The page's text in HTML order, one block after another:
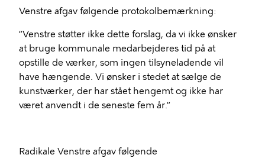
Venstre afgav følgende protokolbemærkning:
”Venstre støtter ikke dette forslag, da vi ikke ønsker
at bruge kommunale medarbejderes tid på at
opstille de værker, som ingen tilsyneladende vil
have hængende. Vi ønsker i stedet at sælge de
kunstværker, der har stået hengemt og ikke har
været anvendt i de seneste fem år.”
Radikale Venstre afgav følgende